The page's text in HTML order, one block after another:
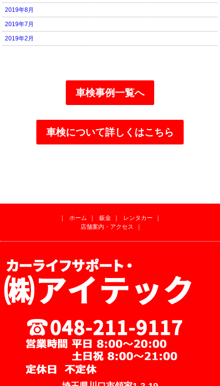
2019年8月
2019年7月
2019年2月
車検事例一覧へ
車検について詳しくはこちら
ホーム 鈑金 レンタカー
店舗案内・アクセス